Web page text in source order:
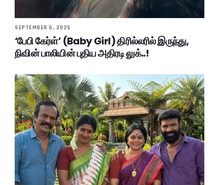
SEPTEMBER 6, 2025
‘பேபி கேர்ள்’ (Baby Girl) திரில்லரில் இருந்து,
நிவின் பாலியின் புதிய அதிரடி லுக்..!